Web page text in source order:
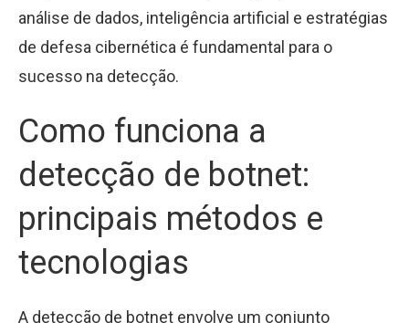
análise de dados, inteligência artificial e estratégias
de defesa cibernética é fundamental para o
sucesso na detecção.
Como funciona a
detecção de botnet:
principais métodos e
tecnologias
A detecção de botnet envolve um conjunto